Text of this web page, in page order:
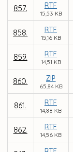
857. RTF
15,53 KB
858. RTF
15,16 KB
859. RTF
14,51 KB
860. ZIP
65,84 KB
861. RTF
14,88 KB
862. RTF
14,56 KB